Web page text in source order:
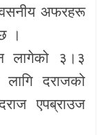
अफरहरू
।
लागेको ३।३
लागि दराजको
एपब्राउज